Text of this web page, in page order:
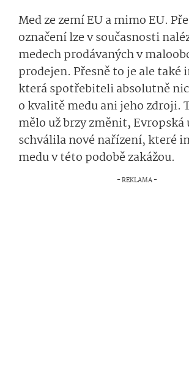
Med ze zemí EU a mimo EU.
označení lze v současnosti
medech prodávaných v
prodejen. Přesně to je ale také
která spotřebiteli absolutně
o kvalitě medu ani jeho zdroji.
mělo už brzy změnit,
schválila nové nařízení, které
medu v této podobě zakážou.